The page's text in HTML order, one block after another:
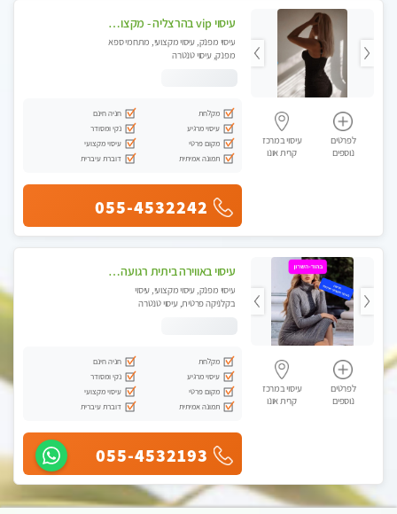
לפרטים
נוספים
עיסוי במרכז
קרית אונו
עיסוי vip בהרצליה - מקצועי ומפנק ומיוחד highly recommended..new in the city
עיסוי מפנק, עיסוי מקצועי, מתחמי ספא
מפנק, עיסוי טנטרה
מקלחת
חניה חינם
עיסוי מרגיע
נקי ומסודר
מקום פרטי
עיסוי מקצועי
תמונה אמיתית
דוברת עיברית
055-4532242
לפרטים
נוספים
עיסוי במרכז
קרית אונו
עיסוי באווירה ביתית רגועה בהוד- השרון
עיסוי מפנק, עיסוי מקצועי, עיסוי
בקלניקה פרטית, עיסוי טנטרה
מקלחת
חניה חינם
עיסוי מרגיע
נקי ומסודר
מקום פרטי
עיסוי מקצועי
תמונה אמיתית
דוברת עיברית
055-4532193